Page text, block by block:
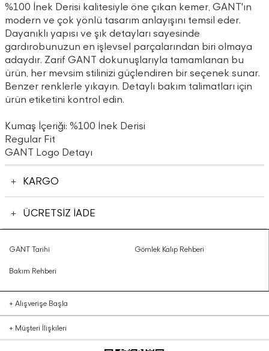
%100 İnek Derisi kalitesiyle öne çıkan kemer, GANT'ın
modern ve çok yönlü tasarım anlayışını temsil eder.
Dayanıklı yapısı ve şık detayları sayesinde
gardırobunuzun en işlevsel parçalarından biri olmaya
adaydır. Zarif GANT dokunuşlarıyla tamamlanan bu
ürün, her mevsim stilinizi güçlendiren bir seçenek sunar.
Benzer renklerle yıkayın. Detaylı bakım talimatları için
ürün etiketini kontrol edin.
Kumaş İçeriği: %100 İnek Derisi
Regular Fit
GANT Logo Detayı
KARGO
ÜCRETSİZ İADE
GANT Tarihi Gömlek Kalıp Rehberi
Bakım Rehberi
+ Alışverişe Başla
+ Müşteri İlişkileri